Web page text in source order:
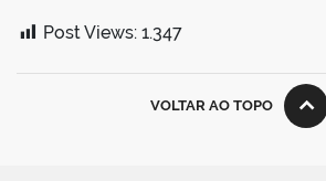
Post Views: 1.347
VOLTAR AO TOPO